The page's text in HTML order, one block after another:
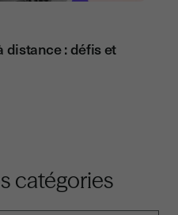
distance : défis et
catégories